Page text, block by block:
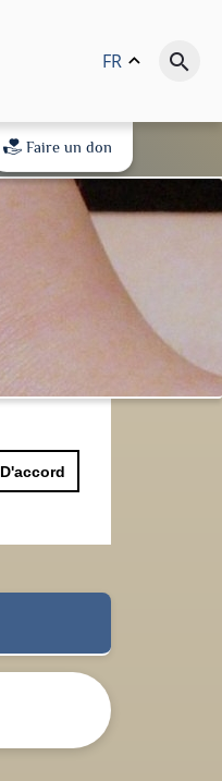
FR keyboard_arrow_up search
Faire un don
D'accord